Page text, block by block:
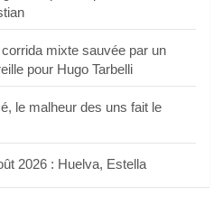
mixte sauvée par un
pour Hugo Tarbelli
le malheur des uns fait le
2026 : Huelva, Estella